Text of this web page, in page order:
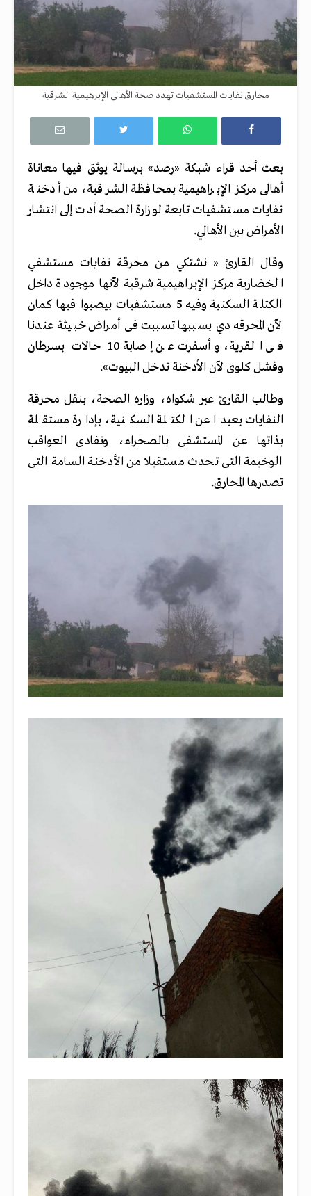
محارق نفايات المستشفيات تهدد صحة الأهالى الإبرهيمية الشرقية
بعث أحد قراء شبكة «رصد» برسالة يوثق فيها معاناة
أهالى مركز الإبراهيمية بمحافظة الشرقية، من أدخنة
نفايات مستشفيات تابعة لوزارة الصحة أدت إلى انتشار
الأمراض بين الأهالي.
وقال القارئ « نشتكي من محرقة نفايات مستشفي
الخضارية مركز الإبراهيمية شرقية لآنها موجودة داخل
الكتلة السكنية وفيه 5 مستشفيات بيصبوا فيها كمان
لآن المحرقه دي بسببها تسببت فى أمراض خبيثة عندنا
فى القرية، وأسفرت عن إصابة 10 حالات بسرطان
وفشل كلوى لآن الأدخنة تدخل البيوت».
وطالب القارئ عبر شكواه، وزاره الصحة، بنقل محرقة
النفايات بعيدا عن الكتلة السكنية، بإدارة مستقلة
بذاتها عن المستشفى بالصحراء، وتفادى العواقب
الوخيمة التى تحدث مستقبلا من الأدخنة السامة التى
تصدرها المحارق.